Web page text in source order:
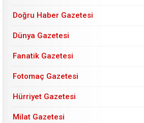
Doğru Haber Gazetesi
Dünya Gazetesi
Fanatik Gazetesi
Fotomaç Gazetesi
Hürriyet Gazetesi
Milat Gazetesi